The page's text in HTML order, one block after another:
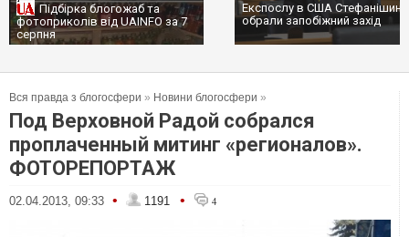
Експослу в США Стефанішиній
обрали запобіжний захід
Трамп не передасть
сотні ракет до Patriot,
...
Вся правда з блогосфери » Новини блогосфери »
Под Верховной Радой собрался
проплаченный митинг «регионалов».
ФОТОРЕПОРТАЖ
02.04.2013, 09:33 • 1191 • 4